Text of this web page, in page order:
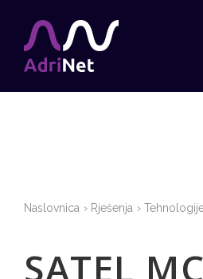
Naslovnica Rješenja
SATEL